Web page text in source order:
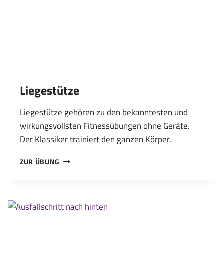
Liegestütze
Liegestütze gehören zu den bekanntesten und
wirkungsvollsten Fitnessübungen ohne Geräte.
Der Klassiker trainiert den ganzen Körper.
ZUR ÜBUNG LIEGESTÜTZE